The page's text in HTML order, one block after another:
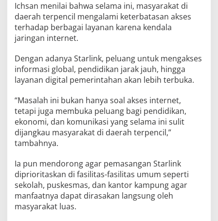
Ichsan menilai bahwa selama ini, masyarakat di
daerah terpencil mengalami keterbatasan akses
terhadap berbagai layanan karena kendala
jaringan internet.
Dengan adanya Starlink, peluang untuk mengakses
informasi global, pendidikan jarak jauh, hingga
layanan digital pemerintahan akan lebih terbuka.
“Masalah ini bukan hanya soal akses internet,
tetapi juga membuka peluang bagi pendidikan,
ekonomi, dan komunikasi yang selama ini sulit
dijangkau masyarakat di daerah terpencil,”
tambahnya.
Ia pun mendorong agar pemasangan Starlink
diprioritaskan di fasilitas-fasilitas umum seperti
sekolah, puskesmas, dan kantor kampung agar
manfaatnya dapat dirasakan langsung oleh
masyarakat luas.